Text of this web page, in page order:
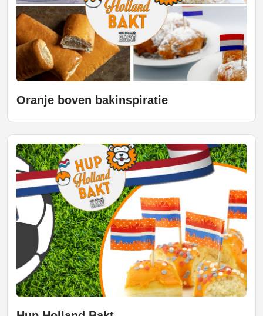
Oranje boven bakinspiratie